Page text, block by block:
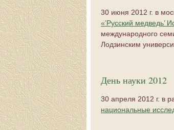
30 июня 2012 г. в
«’Русский медведь’
международного
Лодзинским
День науки 2012
30 апреля 2012 г. в
национальные